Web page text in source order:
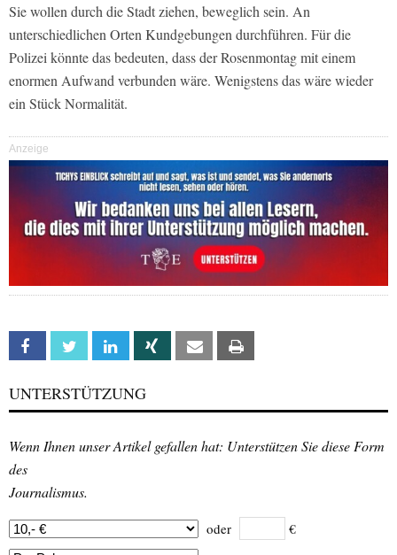
Sie wollen durch die Stadt ziehen, beweglich sein. An
unterschiedlichen Orten Kundgebungen durchführen. Für die
Polizei könnte das bedeuten, dass der Rosenmontag mit einem
enormen Aufwand verbunden wäre. Wenigstens das wäre wieder
ein Stück Normalität.
Anzeige
Facebook Twitter Linkedin Xing Email
UNTERSTÜTZUNG
Wenn Ihnen unser Artikel gefallen hat: Unterstützen Sie diese Form
des
Journalismus.
oder €